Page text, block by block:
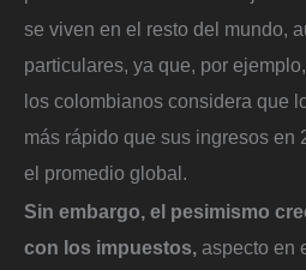
se viven en el resto del mundo,
particulares, ya que, por
los colombianos considera que
más rápido que sus ingresos en
el promedio global.
Sin embargo, el pesimismo
con los impuestos, aspecto en